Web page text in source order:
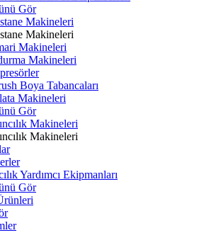
Gör
Makineleri
Makineleri
Makineleri
Makineleri
Boya Tabancaları
Makineleri
Gör
Makineleri
Makineleri
Yardımcı Ekipmanları
Gör